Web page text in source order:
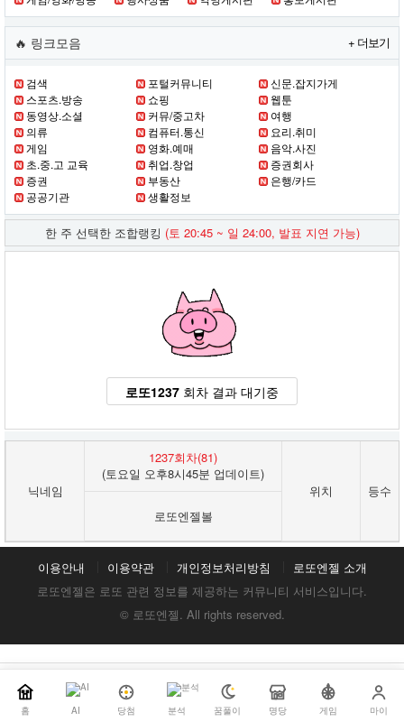
🔥 링크모음 + 더보기
검색 포털커뮤니티
신문.잡지가게
스포츠.방송
쇼핑
웹툰
동영상.소셜
커뮤/중고차
여행
의류
컴퓨터.통신
요리.취미
게임
영화.예매
음악.사진
초.중.고 교육
취업.창업
증권회사
증권
부동산
은행/카드
공공기관
생활정보
한 주 선택한 조합랭킹 (토 20:45 ~ 일 24:00, 발표 지연 가능)
로또1237 회차 결과 대기중
닉네임
1237회차(81)
(토요일 오후8시45분 업데이트)
위치
등수
로또엔젤볼
이용안내 이용약관 개인정보처리방침
로또엔젤 소개
로또엔젤은 로또 관련 정보를 제공하는 커뮤니티 서비스입니다.
© 로또엔젤. All rights reserved.
홈 AI 당첨 분석 꿈풀이 명당 게임 마이